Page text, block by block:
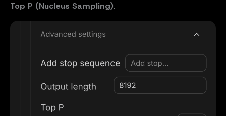
Top P (Nucleus Sampling).